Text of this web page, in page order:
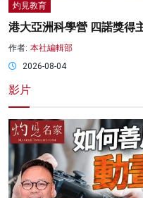
灼見教育
港大亞洲科學營 四諾獎得
作者: 本社編輯部
2026-08-04
影片